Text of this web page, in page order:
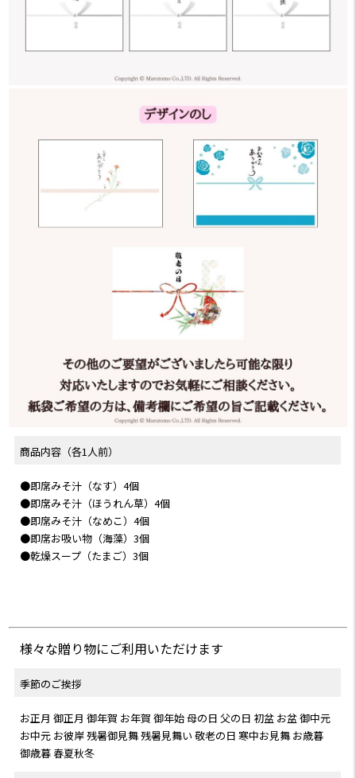
商品内容（各1人前）
●即席みそ汁（なす）4個
●即席みそ汁（ほうれん草）4個
●即席みそ汁（なめこ）4個
●即席お吸い物（海藻）3個
●乾燥スープ（たまご）3個
様々な贈り物にご利用いただけます
季節のご挨拶
お正月 御正月 御年賀 お年賀 御年始 母の日 父の日 初盆 お盆 御中元
お中元 お彼岸 残暑御見舞 残暑見舞い 敬老の日 寒中お見舞 お歳暮
御歳暮 春夏秋冬